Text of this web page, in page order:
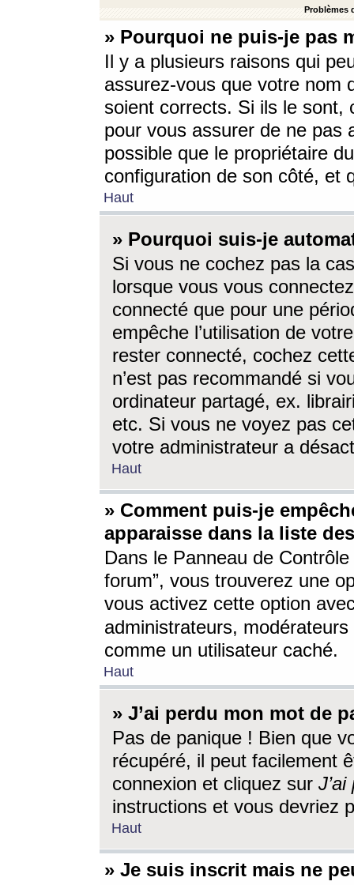
Problèmes
» Pourquoi ne puis-je pas
Il y a plusieurs raisons qui
assurez-vous que votre nom
soient corrects. Si ils le sont,
pour vous assurer de ne pas
possible que le propriétaire
configuration de son côté, et
Haut
» Pourquoi suis-je
Si vous ne cochez pas la
lorsque vous vous
connecté que pour une
empêche l’utilisation de
rester connecté, cochez
n’est pas recommandé si
ordinateur partagé, ex.
etc. Si vous ne voyez pas
votre administrateur a
Haut
» Comment puis-je
apparaisse dans la liste
Dans le Panneau de
forum”, vous trouverez une
vous activez cette option
administrateurs,
comme un utilisateur caché.
Haut
» J’ai perdu mon mot de
Pas de panique ! Bien que
récupéré, il peut facilement
connexion et cliquez sur
instructions et vous devriez
Haut
» Je suis inscrit mais ne